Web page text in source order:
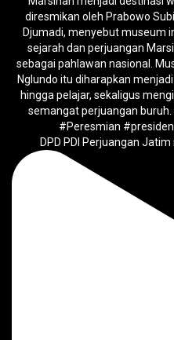
DPD PDI Perjuangan